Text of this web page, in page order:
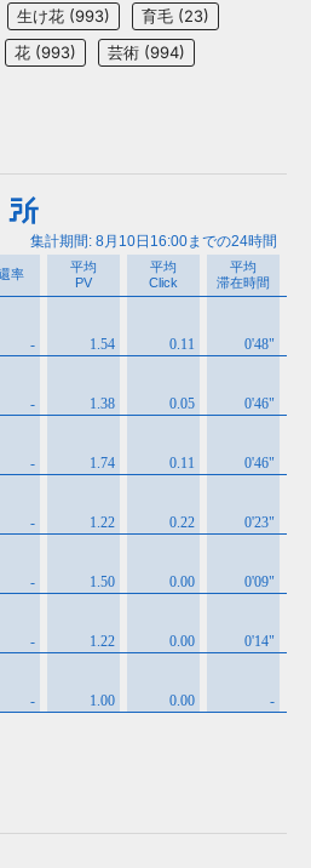
生け花 (993) 育毛 (23)
花 (993) 芸術 (994)